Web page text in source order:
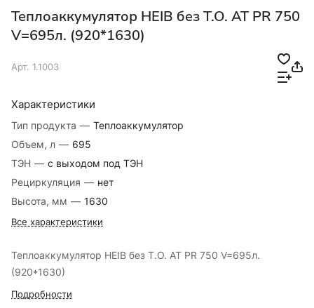
Теплоаккумулятор HEIB без Т.О. AT PR 750
V=695л. (920*1630)
Арт. 1.1003
Характеристики
Тип продукта — Теплоаккумулятор
Объем, л — 695
ТЭН — с выходом под ТЭН
Рециркуляция — нет
Высота, мм — 1630
Все характеристики
Теплоаккумулятор HEIB без Т.О. AT PR 750 V=695л.
(920*1630)
Подробности